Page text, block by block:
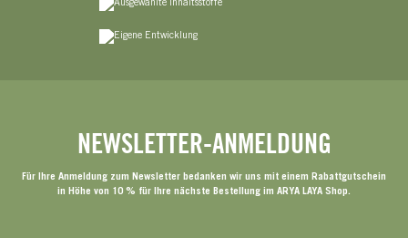
NEWSLETTER-ANMELDUNG
Für Ihre Anmeldung zum Newsletter bedanken wir uns mit einem Rabattgutschein
in Höhe von 10 % für Ihre nächste Bestellung im ARYA LAYA Shop.